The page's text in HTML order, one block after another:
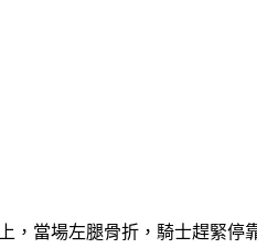
，當場左腿骨折，騎士趕緊停